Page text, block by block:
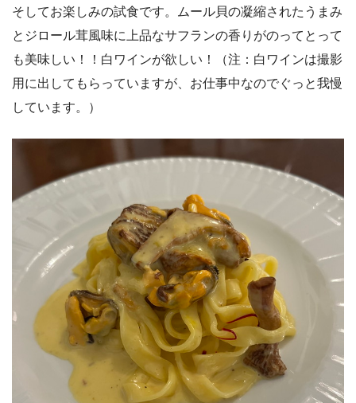
そしてお楽しみの試食です。ムール貝の凝縮されたうまみ
とジロール茸風味に上品なサフランの香りがのってとって
も美味しい！！白ワインが欲しい！（注：白ワインは撮影
用に出してもらっていますが、お仕事中なのでぐっと我慢
しています。）